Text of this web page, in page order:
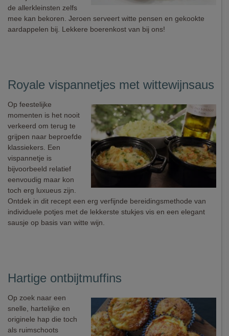
de allerkleinsten zelfs
mee kan bekoren. Jeroen serveert witte pensen en gekookte
aardappelen bij. Lekkere boerenkost van bij ons!
Royale vispannetjes met wittewijnsaus
Op feestelijke
momenten is het nooit
verkeerd om terug te
grijpen naar beproefde
klassiekers. Een
vispannetje is
bijvoorbeeld relatief
eenvoudig maar kon
toch erg luxueus zijn.
Ontdek in dit recept een erg verfijnde bereidingsmethode van
individuele potjes met de lekkerste stukjes vis en een elegant
sausje op basis van witte wijn.
Hartige ontbijtmuffins
Op zoek naar een
snelle, hartelijke en
originele hap die toch
als ruimschoots